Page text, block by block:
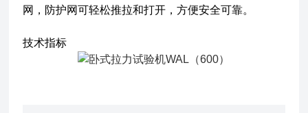
网，防护网可轻松推拉和打开，方便安全可靠。
技术指标